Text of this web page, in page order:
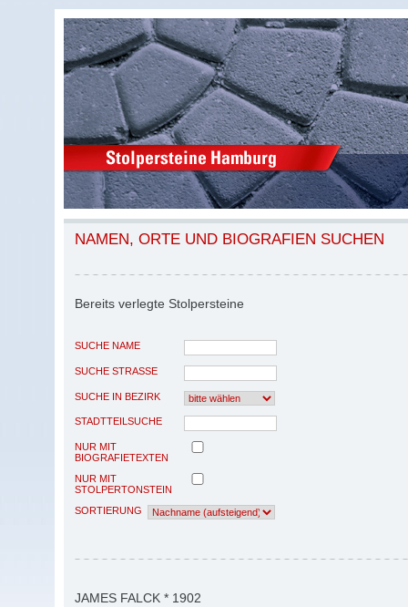
NAMEN, ORTE UND BIOGRAFIEN SUCHEN
Bereits verlegte Stolpersteine
SUCHE NAME
SUCHE STRASSE
SUCHE IN BEZIRK
STADTTEILSUCHE
NUR MIT
BIOGRAFIETEXTEN
NUR MIT
STOLPERTONSTEIN
SORTIERUNG
JAMES FALCK * 1902